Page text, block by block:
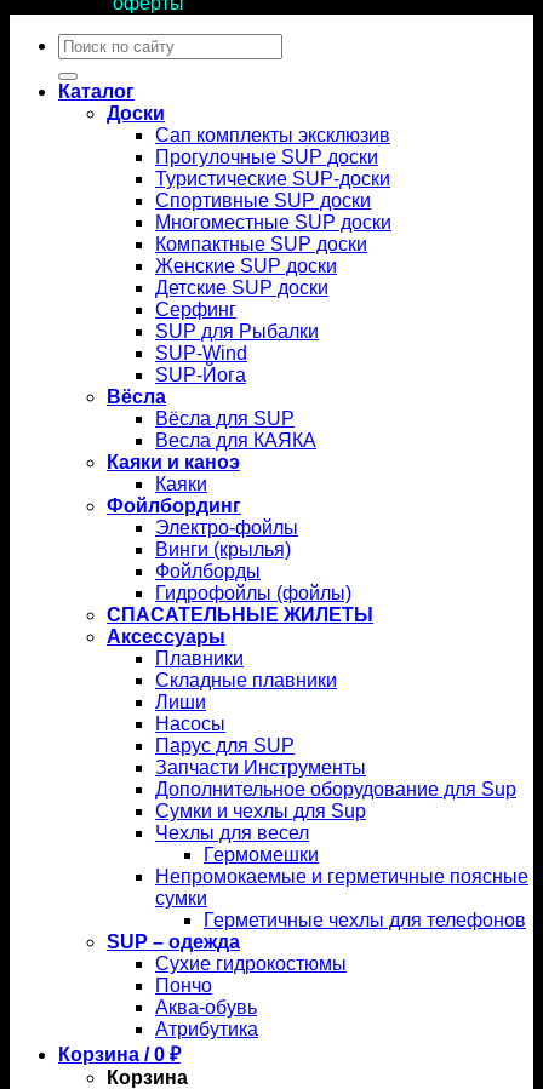
Искать:
Каталог
Доски
Сап комплекты эксклюзив
Прогулочные SUP доски
Туристические SUP-доски
Спортивные SUP доски
Многоместные SUP доски
Компактные SUP доски
Женские SUP доски
Детские SUP доски
Серфинг
SUP для Рыбалки
SUP-Wind
SUP-Йога
Вёсла
Вёсла для SUP
Весла для КАЯКА
Каяки и каноэ
Каяки
Фойлбординг
Электро-фойлы
Винги (крылья)
Фойлборды
Гидрофойлы (фойлы)
СПАСАТЕЛЬНЫЕ ЖИЛЕТЫ
Аксессуары
Плавники
Складные плавники
Лиши
Насосы
Парус для SUP
Запчасти Инструменты
Дополнительное оборудование для Sup
Сумки и чехлы для Sup
Чехлы для весел
Гермомешки
Непромокаемые и герметичные поясные
сумки
Герметичные чехлы для телефонов
SUP – одежда
Сухие гидрокостюмы
Пончо
Аква-обувь
Атрибутика
Корзина /0 ₽
Корзина